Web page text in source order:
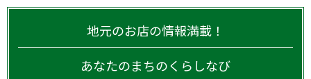
地元のお店の情報満載！
あなたのまちのくらしなび